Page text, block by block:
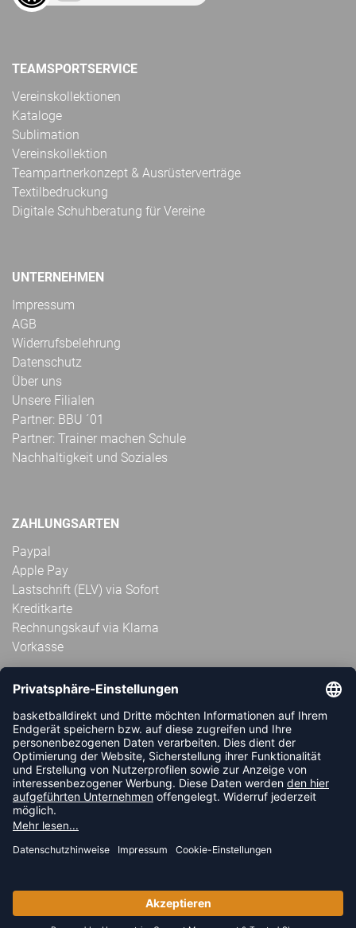
TEAMSPORTSERVICE
Vereinskollektionen
Kataloge
Sublimation
Vereinskollektion
Teampartnerkonzept & Ausrüsterverträge
Textilbedruckung
Digitale Schuhberatung für Vereine
UNTERNEHMEN
Impressum
AGB
Widerrufsbelehrung
Datenschutz
Über uns
Unsere Filialen
Partner: BBU ´01
Partner: Trainer machen Schule
Nachhaltigkeit und Soziales
ZAHLUNGSARTEN
Paypal
Apple Pay
Lastschrift (ELV) via Sofort
Kreditkarte
Rechnungskauf via Klarna
Vorkasse
ABONNIERE JETZT DEN KOSTENLOSEN
HANDBALLDIREKT-NEWSLETTER UND VERPASSE KEINE
NEUIGKEIT ODER AKTION MEHR.
JETZT ANMELDEN